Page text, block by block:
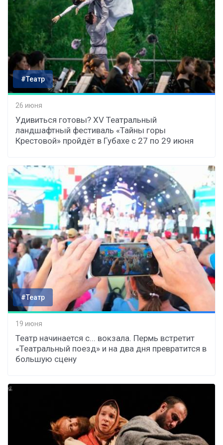
#Театр
26 июня
Удивиться готовы? XV Театральный
ландшафтный фестиваль «Тайны горы
Крестовой» пройдёт в Губахе с 27 по 29 июня
#Театр
19 июня
Театр начинается с... вокзала. Пермь встретит
«Театральный поезд» и на два дня превратится в
большую сцену